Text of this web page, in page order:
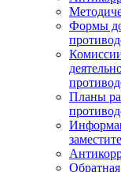
Формы
Планы